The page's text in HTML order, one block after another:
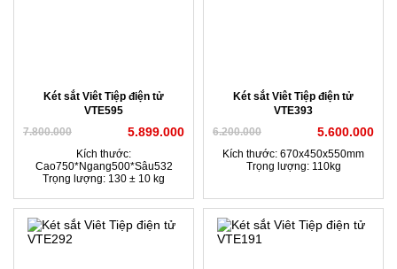
Két sắt Viêt Tiệp điện tử
VTE595
7.800.000
5.899.000
Kích thước:
Cao750*Ngang500*Sâu532
Trọng lượng: 130 ± 10 kg
Két sắt Viêt Tiệp điện tử
VTE393
6.200.000
5.600.000
Kích thước: 670x450x550mm
Trọng lượng: 110kg